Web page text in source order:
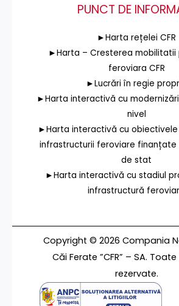
PUNCT DE
►Harta rețelei CFR
►Harta – Cresterea mobilitatii
feroviara CFR
►Lucrări în regie
►Harta interactivă cu
nivel
►Harta interactivă cu
infrastructurii feroviare finanțate
de stat
►Harta interactivă cu stadiul
infrastructură
Copyright © 2026 Compania
Căi Ferate ”CFR” – SA.
rezervate.